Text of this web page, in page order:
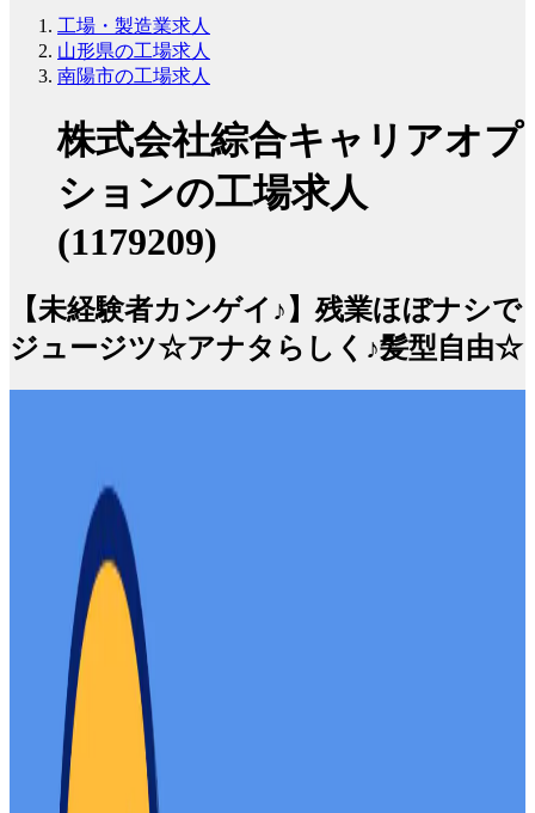
工場・製造業求人
山形県の工場求人
南陽市の工場求人
株式会社綜合キャリアオプ
ションの工場求人
(1179209)
【未経験者カンゲイ♪】残業ほぼナシで
ジュージツ☆アナタらしく♪髪型自由☆